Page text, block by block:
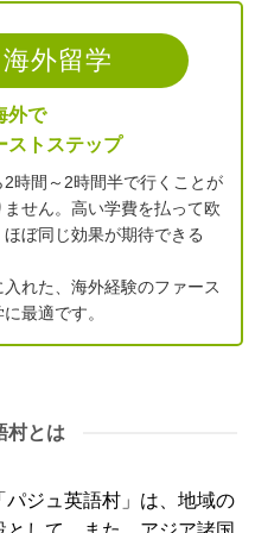
外留学
外で
ストステップ
時間～2時間半で行くことが
せん。高い学費を払って欧
ぼ同じ効果が期待できる
れた、海外経験のファース
最適です。
村とは
ジュ英語村」は、地域の